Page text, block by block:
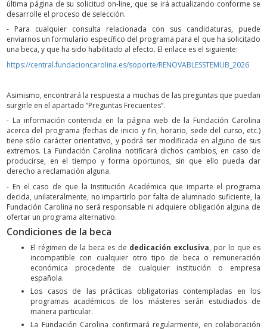
última página de su solicitud on-line, que se irá actualizando conforme se
desarrolle el proceso de selección.
- Para cualquier consulta relacionada con sus candidaturas, puede
enviarnos un formulario específico del programa para el que ha solicitado
una beca, y que ha sido habilitado al efecto. El enlace es el siguiente:
https://central.fundacioncarolina.es/soporte/RENOVABLESSTEMUB_2026
Asimismo, encontrará la respuesta a muchas de las preguntas que puedan
surgirle en el apartado “Preguntas Frecuentes”.
- La información contenida en la página web de la Fundación Carolina
acerca del programa (fechas de inicio y fin, horario, sede del curso, etc.)
tiene sólo carácter orientativo, y podrá ser modificada en alguno de sus
extremos. La Fundación Carolina notificará dichos cambios, en caso de
producirse, en el tiempo y forma oportunos, sin que ello pueda dar
derecho a reclamación alguna.
- En el caso de que la Institución Académica que imparte el programa
decida, unilateralmente, no impartirlo por falta de alumnado suficiente, la
Fundación Carolina no será responsable ni adquiere obligación alguna de
ofertar un programa alternativo.
Condiciones de la beca
El régimen de la beca es de dedicación exclusiva, por lo que es
incompatible con cualquier otro tipo de beca o remuneración
económica procedente de cualquier institución o empresa
española.
Los casos de las prácticas obligatorias contempladas en los
programas académicos de los másteres serán estudiados de
manera particular.
La Fundación Carolina confirmará regularmente, en colaboración